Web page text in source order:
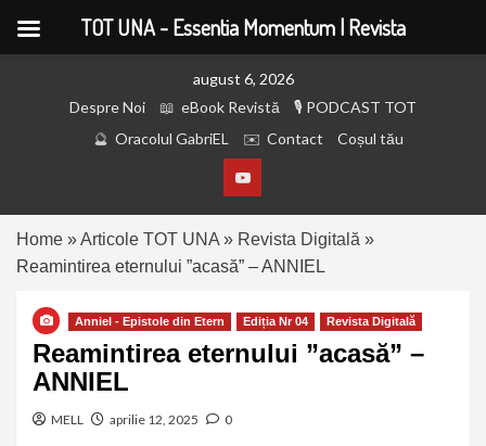
august 6, 2026
Despre Noi
eBook Revistă
PODCAST TOT
Oracolul GabriEL
Contact Coșul tău
Home »Articole TOT UNA » Revista Digitală »
Reamintirea eternului ”acasă” – ANNIEL
Anniel - Epistole din Etern Ediția Nr 04 Revista Digitală
Reamintirea eternului ”acasă” –
ANNIEL
MELL aprilie 12, 2025 0
TOT UNA - Essentia Momentum | Revista